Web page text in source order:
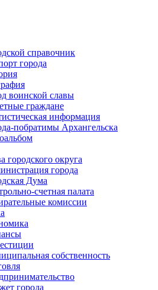
справочник
города
воинской славы
граждане
информация
побратимы Архангельска
городского округа
города
Дума
счетная палата
комиссии
собственность
города